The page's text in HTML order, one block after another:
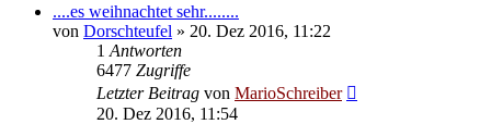
....es weihnachtet sehr........
von Dorschteufel » 20. Dez 2016, 11:22
1 Antworten
6477 Zugriffe
Letzter Beitrag von MarioSchreiber
20. Dez 2016, 11:54